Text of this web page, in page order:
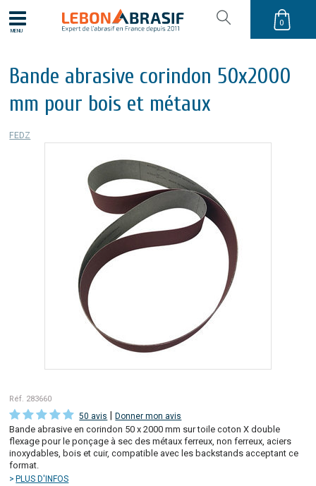
MENU
0
Bande abrasive corindon 50x2000
mm pour bois et métaux
FEDZ
Réf. 283660
50 avis |Donner mon avis
Bande abrasive en corindon 50 x 2000 mm sur toile coton X double
flexage pour le ponçage à sec des métaux ferreux, non ferreux, aciers
inoxydables, bois et cuir, compatible avec les backstands acceptant ce
format.
PLUS D'INFOS